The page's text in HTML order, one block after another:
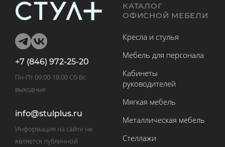
+7 (846) 972-25-20
Пн-Пт 09:00-18:00 Сб-Вс
выходные
info@stulplus.ru
Информация на сайте не
является публичной
КАТАЛОГ
ОФИСНОЙ МЕБЕЛИ
Кресла и стулья
Мебель для персонала
Кабинеты
руководителей
Мягкая мебель
Металлическая мебель
Стеллажи